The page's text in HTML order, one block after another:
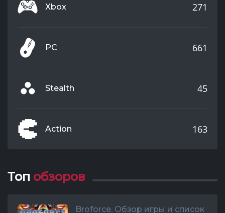
Xbox 271
PC 661
Stealth 45
Action 163
Топ обзоров
Broforce. Обзор игры и список